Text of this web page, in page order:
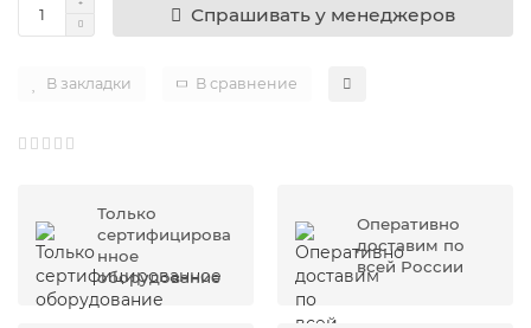
Спрашивать у менеджеров
В закладки В сравнение
Только
сертифицирова
нное
оборудование
Оперативно
доставим по
всей России